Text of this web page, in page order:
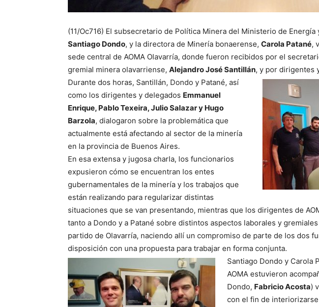
(11/Oc716) El subsecretario de Política Minera del Ministerio de Energía
Santiago Dondo, y la directora de Minería bonaerense, Carola Patané,
sede central de AOMA Olavarría, donde fueron recibidos por el
gremial minera olavarriense, Alejandro José Santillán, y por dirigentes
Durante dos horas, Santillán, Dondo y Patané, así
como los dirigentes y delegados Emmanuel
Enrique, Pablo Texeira, Julio Salazar y Hugo
Barzola, dialogaron sobre la problemática que
actualmente está afectando al sector de la minería
en la provincia de Buenos Aires.
En esa extensa y jugosa charla, los funcionarios
expusieron cómo se encuentran los entes
gubernamentales de la minería y los trabajos que
están realizando para regularizar distintas
situaciones que se van presentando, mientras que los dirigentes de
tanto a Dondo y a Patané sobre distintos aspectos laborales y
partido de Olavarría, naciendo allí un compromiso de parte de los dos
disposición con una propuesta para trabajar en forma conjunta.
Santiago Dondo y Carola
AOMA estuvieron
Dondo, Fabricio Acosta)
con el fin de